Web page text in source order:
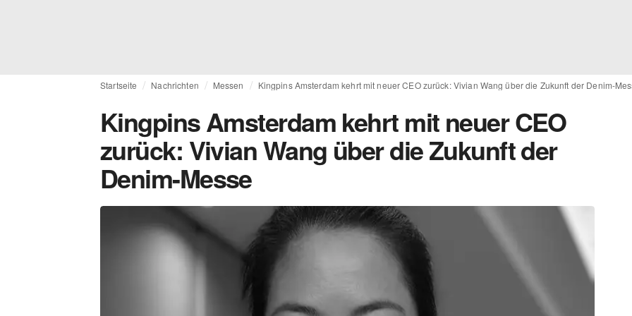
Startseite Nachrichten Messen Kingpins Amsterdam kehrt mit neuer CEO zurück: Vivian Wang über die Zukunft der Denim-
Kingpins Amsterdam kehrt mit neuer CEO
zurück: Vivian Wang über die Zukunft der
Denim-Messe